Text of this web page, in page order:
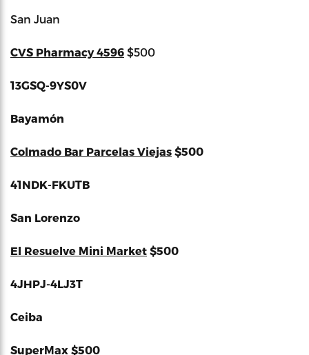
San Juan
CVS Pharmacy 4596 $500
13GSQ-9YS0V
Bayamón
Colmado Bar Parcelas Viejas $500
41NDK-FKUTB
San Lorenzo
El Resuelve Mini Market $500
4JHPJ-4LJ3T
Ceiba
SuperMax $500